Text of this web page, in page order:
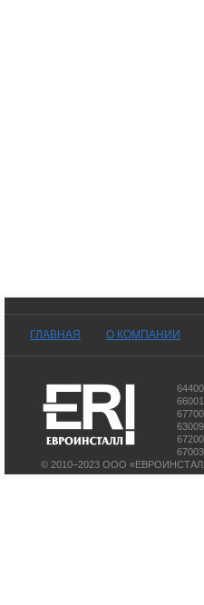
ГЛАВНАЯ О КОМПАНИИ
© 2010–2023 ООО «ЕВРОИНСТАЛЛ»